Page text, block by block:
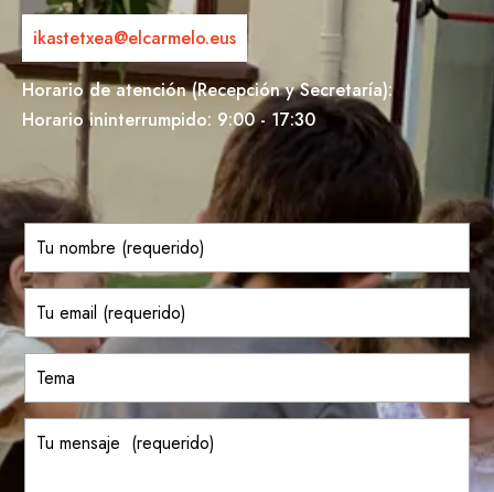
ikastetxea@elcarmelo.eus
Horario de atención (Recepción y Secretaría):
Horario ininterrumpido: 9:00 - 17:30